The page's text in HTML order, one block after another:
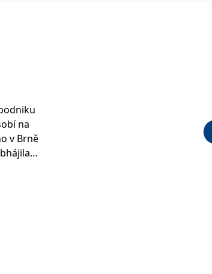
na
v Brně